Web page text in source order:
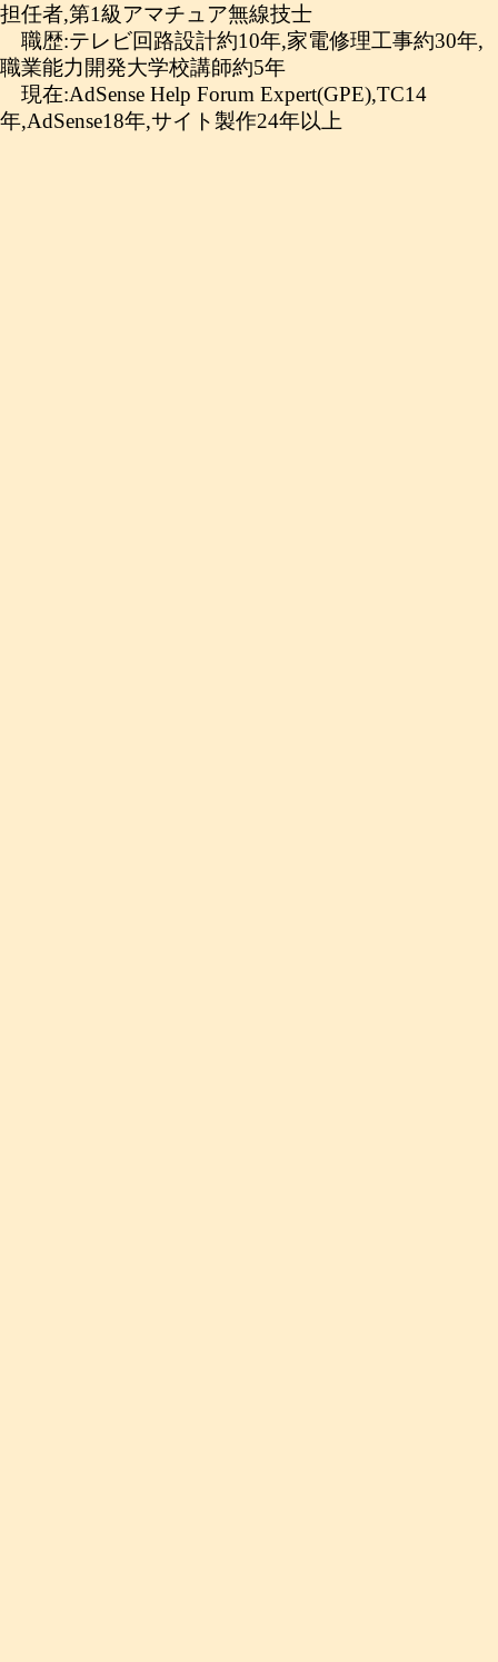
担任者,第1級アマチュア無線技士
職歴:テレビ回路設計約10年,家電修理工事約30年,
職業能力開発大学校講師約5年
現在:AdSense Help Forum Expert(GPE),TC14
年,AdSense18年,サイト製作24年以上